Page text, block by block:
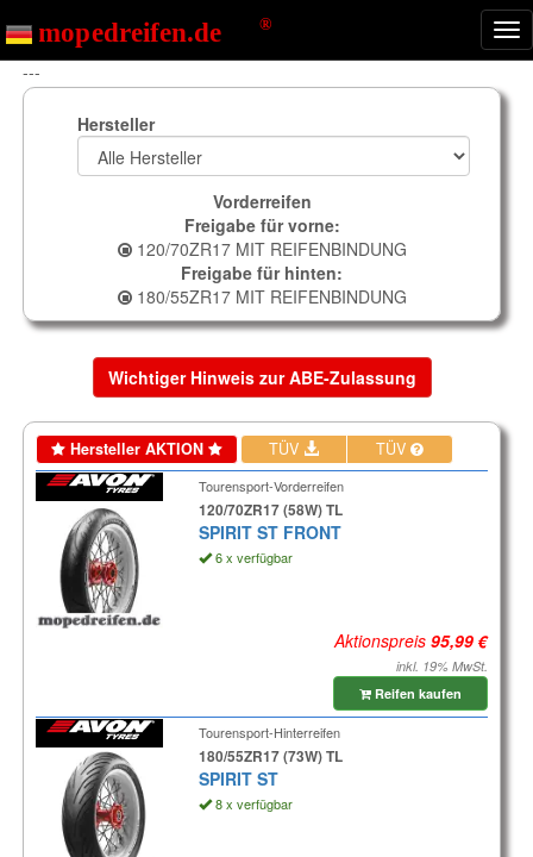
---
Hersteller
Vorderreifen
Freigabe für vorne:
120/70ZR17 MIT REIFENBINDUNG
Freigabe für hinten:
180/55ZR17 MIT REIFENBINDUNG
Wichtiger Hinweis zur ABE-Zulassung
Hersteller AKTION TÜV TÜV
Tourensport-Vorderreifen
120/70ZR17 (58W) TL
SPIRIT ST FRONT
6 x verfügbar
Aktionspreis
inkl. 19% MwSt.
Reifen kaufen
Tourensport-Hinterreifen
180/55ZR17 (73W) TL
SPIRIT ST
8 x verfügbar